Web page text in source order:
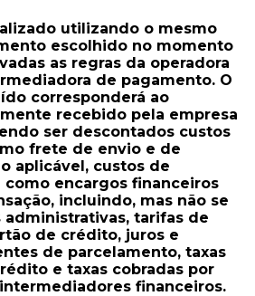
utilizando o mesmo
escolhido no momento
as regras da operadora
de pagamento. O
corresponderá ao
recebido pela empresa
ser descontados custos
frete de envio e de
aplicável, custos de
como encargos financeiros
incluindo, mas não se
administrativas, tarifas de
de crédito, juros e
de parcelamento, taxas
e taxas cobradas por
financeiros.